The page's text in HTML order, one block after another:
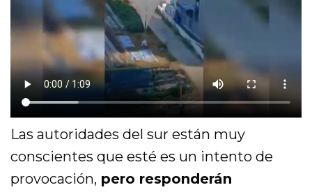
Las autoridades del sur están muy
conscientes que esté es un intento de
provocación, pero responderán